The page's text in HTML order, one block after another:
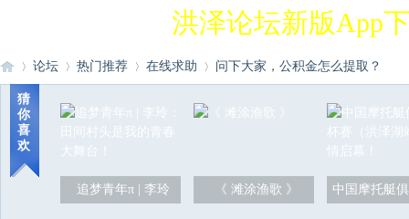
洪泽论坛新版App
»
论坛 热门推荐 在线求助 问下大家，公积金怎么提取？
猜
你
喜
欢
追梦青年π | 李玲 《 滩涂渔歌 》 中国摩托艇